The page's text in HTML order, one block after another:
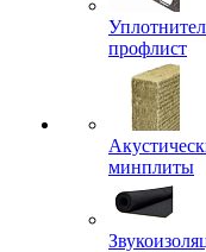
профлист
минплиты